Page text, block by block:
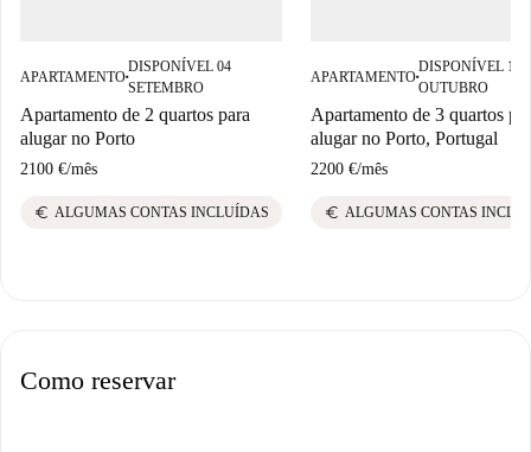
APARTAMENTO■
DISPONÍVEL 04
SETEMBRO
Apartamento de 2 quartos para
alugar no Porto
2100 €/mês
euro ALGUMAS CONTAS INCLUÍDAS
APARTAMENTO■
DISPONÍVEL 14
OUTUBRO
Apartamento de 3 quartos
alugar no Porto, Portugal
2200 €/mês
euro ALGUMAS CONTAS
Como reservar